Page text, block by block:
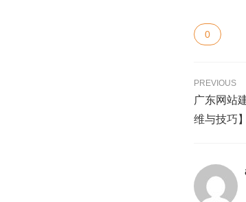
0
PREVIOUS
广东网站
维与技巧】